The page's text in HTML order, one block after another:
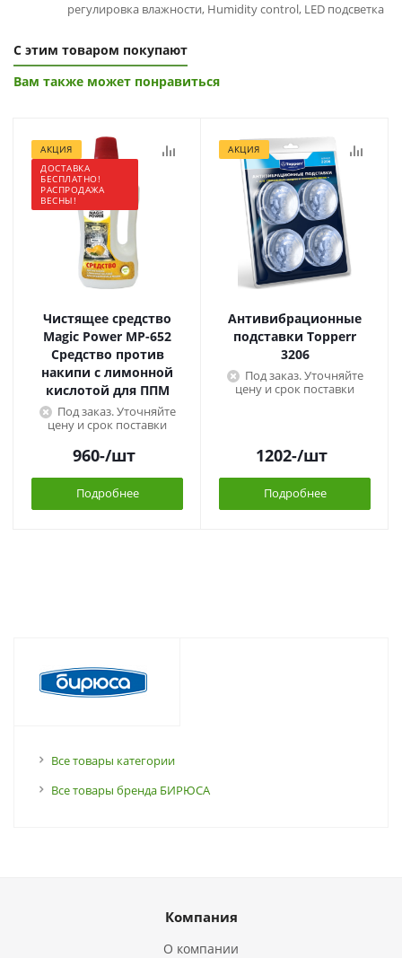
регулировка влажности, Humidity control, LED подсветка
С этим товаром покупают
Вам также может понравиться
АКЦИЯ
ДОСТАВКА
БЕСПЛАТНО!
РАСПРОДАЖА
ВЕСНЫ!
Чистящее средство
Magic Power МР-652
Средство против
накипи с лимонной
кислотой для ППМ
Под заказ. Уточняйте
цену и срок поставки
960-/шт
Подробнее
АКЦИЯ
Антивибрационные
подставки Topperr
3206
Под заказ. Уточняйте
цену и срок поставки
1202-/шт
Подробнее
Все товары категории
Все товары бренда БИРЮСА
Компания
О компании